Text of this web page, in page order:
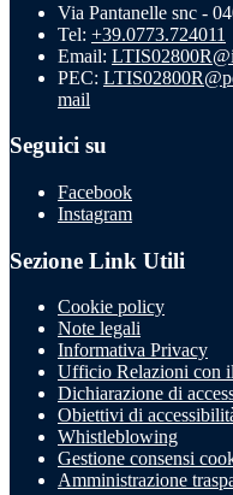
Via Pantanelle snc -
Tel: +39.0773.724011
Email:
PEC:
mail
Seguici su
Facebook
Instagram
Sezione Link Utili
Cookie policy
Note legali
Informativa Privacy
Ufficio Relazioni con
Dichiarazione di
Obiettivi di
Whistleblowing
Gestione consensi
Amministrazione